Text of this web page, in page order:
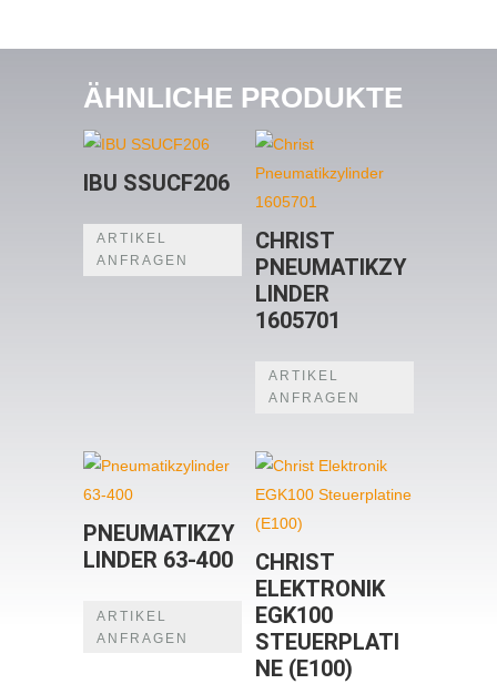
ÄHNLICHE PRODUKTE
IBU SSUCF206
ARTIKEL
ANFRAGEN
CHRIST
PNEUMATIKZY
LINDER
1605701
ARTIKEL
ANFRAGEN
PNEUMATIKZY
LINDER 63-400
ARTIKEL
ANFRAGEN
CHRIST
ELEKTRONIK
EGK100
STEUERPLATI
NE (E100)